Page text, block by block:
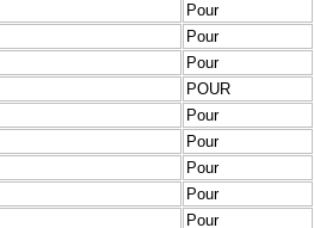
Pour
Pour
Pour
POUR
Pour
Pour
Pour
Pour
Pour